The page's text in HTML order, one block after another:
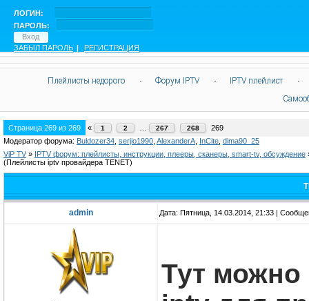
ЛОГИН:
ПАРОЛЬ:
ЗАБЫЛ ПАРОЛЬ | РЕГИСТРАЦИЯ
Плейлисты недорого · Форум IPTV · IPTV плейлист
·
Страница 269 из 269 « 1 2 267 268
269
Модератор форума: Buldozer34 serjio1990 AlexanderA InCite dima90_25
ViP TV » IPTV форум: плейлисты, инструкции, плееры, сканеры, smart-tv, обсуждение
(Плейлисты iptv провайдера TENET)
admin Дата: Пятница, 14.03.2014, 21:33 |
Тут можно